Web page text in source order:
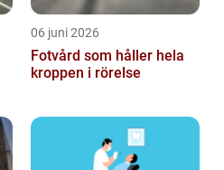
06 juni 2026
Fotvård som håller hela
kroppen i rörelse